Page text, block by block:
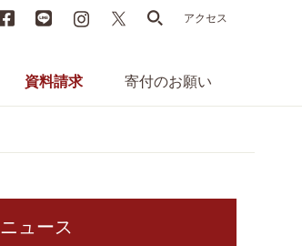
FacebookLINE instagram search
アクセス
資料請求 寄付のお願い
ニュース